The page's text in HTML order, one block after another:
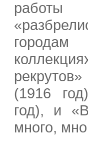
работы
(1916
год), и
много,